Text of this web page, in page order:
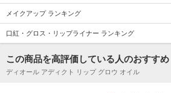
メイクアップ ランキング
口紅・グロス・リップライナー ランキング
この商品を高評価している人のおすすめ
ディオール アディクト リップ グロウ オイル